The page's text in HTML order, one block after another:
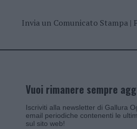
Invia un Comunicato Stampa|
Vuoi rimanere sempre
Iscriviti alla newsletter di Gallura
email periodiche contenenti le
sul sito web!